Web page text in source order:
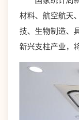
材料、航空航天
技、生物制造、
新兴支柱产业，